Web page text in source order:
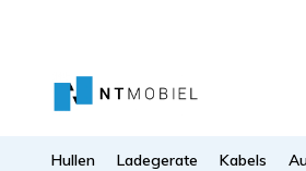
Hullen Ladegerate Kabels